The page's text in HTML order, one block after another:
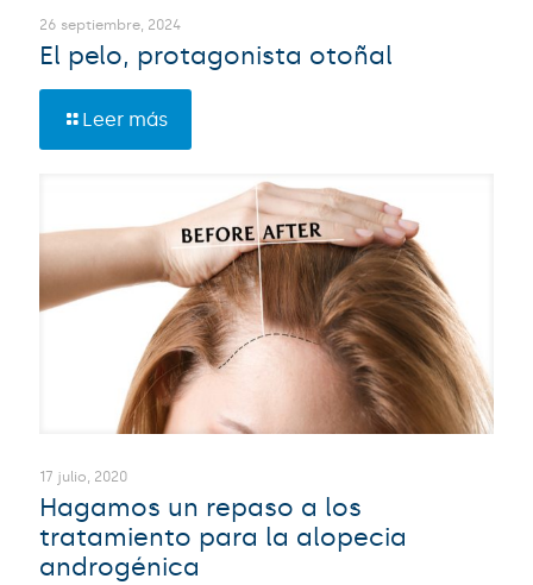
26 septiembre, 2024
El pelo, protagonista otoñal
Leer más
17 julio, 2020
Hagamos un repaso a los
tratamiento para la alopecia
androgénica